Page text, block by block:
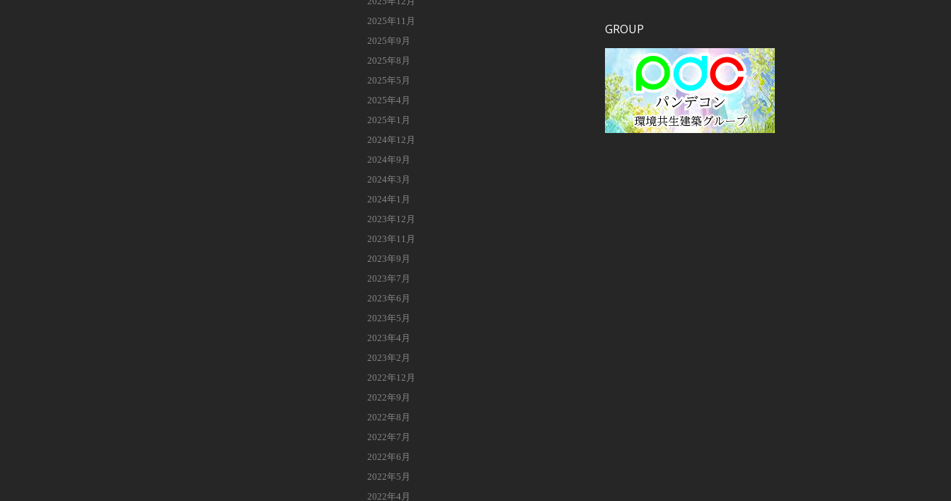
2025年11月
2025年9月
2025年8月
2025年5月
2025年4月
2025年1月
2024年12月
2024年9月
2024年3月
2024年1月
2023年12月
2023年11月
2023年9月
2023年7月
2023年6月
2023年5月
2023年4月
2023年2月
2022年12月
2022年9月
2022年8月
2022年7月
2022年6月
2022年5月
2022年4月
GROUP